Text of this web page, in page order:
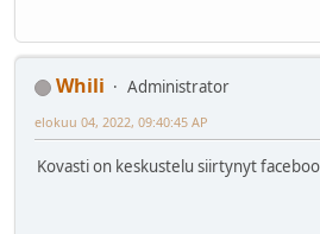
Whili
Administrator
elokuu 04, 2022, 09:40:45 AP
Kovasti on keskustelu siirtynyt